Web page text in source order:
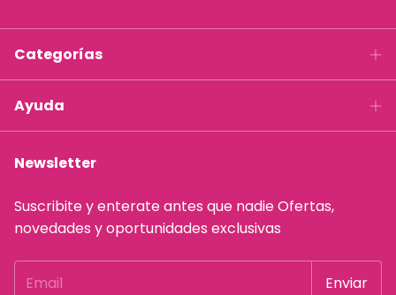
Categorías
Ayuda
Newsletter
Suscribite y enterate antes que nadie Ofertas,
novedades y oportunidades exclusivas